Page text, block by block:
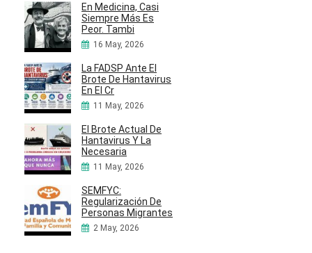
En Medicina, Casi
Siempre Más Es
Peor. Tambi
16 May, 2026
La FADSP Ante El
Brote De Hantavirus
En El Cr
11 May, 2026
El Brote Actual De
Hantavirus Y La
Necesaria
11 May, 2026
SEMFYC:
Regularización De
Personas Migrantes
2 May, 2026